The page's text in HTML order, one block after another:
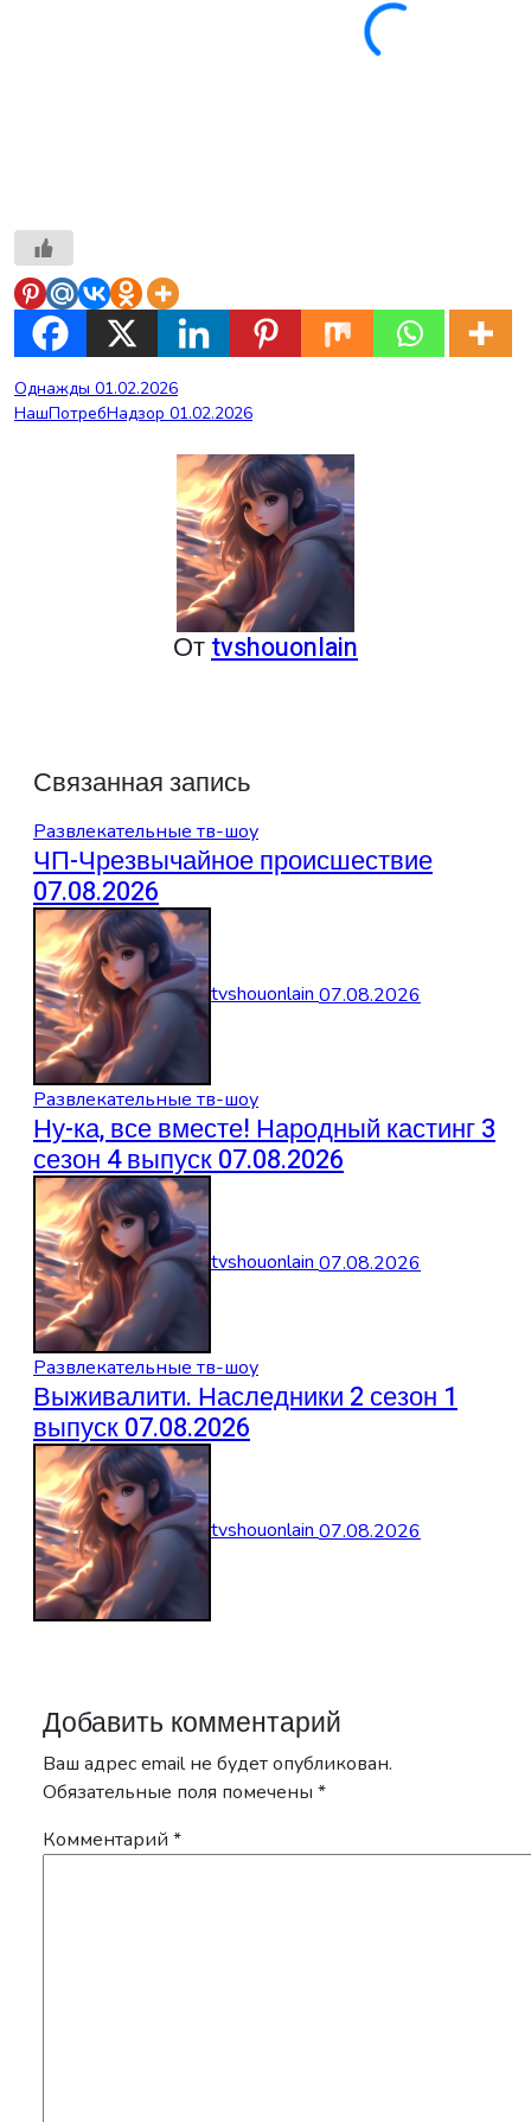
Навигация
по
Однажды 01.02.2026
НашПотребНадзор 01.02.2026
Отtvshouonlain
Связанная запись
Развлекательные тв-шоу
ЧП-Чрезвычайное происшествие
07.08.2026
tvshouonlain07.08.2026
Развлекательные тв-шоу
Ну-ка, все вместе! Народный кастинг 3
сезон 4 выпуск 07.08.2026
tvshouonlain07.08.2026
Развлекательные тв-шоу
Выживалити. Наследники 2 сезон 1
выпуск 07.08.2026
tvshouonlain07.08.2026
Добавить комментарий
Ваш адрес email не будет опубликован.
Обязательные поля помечены *
Комментарий *